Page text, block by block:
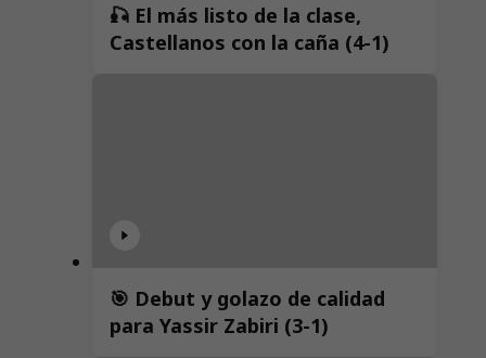
🎣 El más listo de la clase,
Castellanos con la caña (4-1)
🎯 Debut y golazo de calidad
para Yassir Zabiri (3-1)